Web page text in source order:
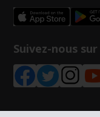
Suivez-nous